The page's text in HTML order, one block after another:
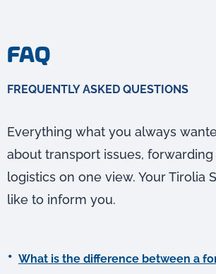
FAQ
FREQUENTLY ASKED QUESTIONS
Everything what you always
about transport issues,
logistics on one view. Your Tirolia
like to inform you.
What is the difference between a